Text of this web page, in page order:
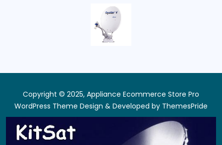
Copyright © 2025, Appliance Ecommerce Store Pro
WordPress Theme Design & Developed by ThemesPride